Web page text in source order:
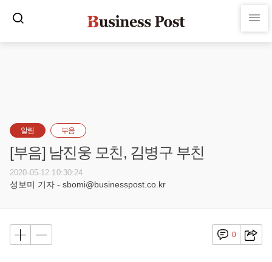
알림 부음
[부음] 남진웅 모친, 김병구 부친
2020-05-12 10:30:24
성보미 기자 - sbomi@businesspost.co.kr
0